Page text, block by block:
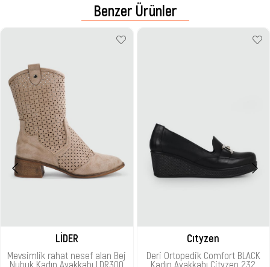
Benzer Ürünler
LİDER
Mevsimlik rahat nesef alan Bej
Nubuk Kadın Ayakkabı LDR300
Cıtyzen
Deri Ortopedik Comfort BLACK
Kadın Ayakkabı Cityzen 232